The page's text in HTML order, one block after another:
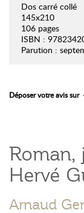
Dos carré collé
145x210
106 pages
ISBN :
Parution :
Déposer votre avis sur
Roman,
Hervé
Arnaud